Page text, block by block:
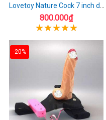
Lovetoy Nature Cock 7 inch da
đen
800.000₫
-20%